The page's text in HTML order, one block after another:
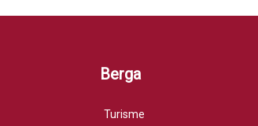
Berga
Turisme